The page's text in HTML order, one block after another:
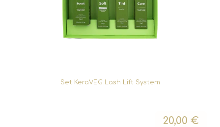
Set KeraVEG Lash Lift System
20,00 €